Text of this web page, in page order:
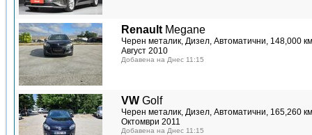
Renault Megane
Черен металик, Дизел, Автоматични, 148,000 км
Август 2010
Добавена на Днес 11:15
VW Golf
Черен металик, Дизел, Автоматични, 165,260 км
Октомври 2011
Добавена на Днес 11:15